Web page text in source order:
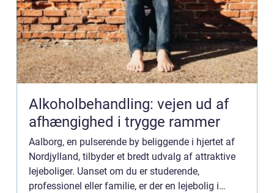
Alkoholbehandling: vejen ud af
afhængighed i trygge rammer
Aalborg, en pulserende by beliggende i hjertet af
Nordjylland, tilbyder et bredt udvalg af attraktive
lejeboliger. Uanset om du er studerende,
professionel eller familie, er der en lejebolig i